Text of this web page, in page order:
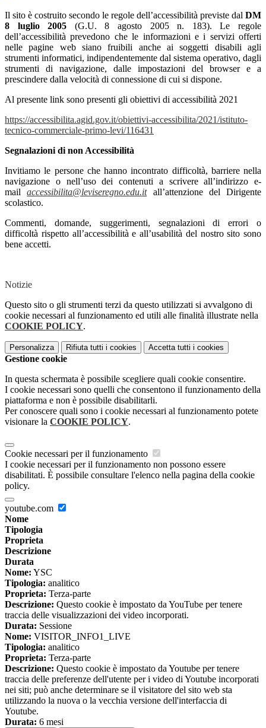
Il sito è costruito secondo le regole dell’accessibilità previste dal DM
8 luglio 2005 (G.U. 8 agosto 2005 n. 183). Le regole
dell’accessibilità prevedono che le informazioni e i servizi offerti
nelle pagine web siano fruibili anche ai soggetti disabili agli
strumenti informatici, indipendentemente dal sistema operativo, dagli
strumenti di navigazione, dalle impostazioni del browser e a
prescindere dalla velocità di connessione di cui si dispone.
Al presente link sono presenti gli obiettivi di accessibilità 2021
https://accessibilita.agid.gov.it/obiettivi-accessibilita/2021/istituto-
tecnico-commerciale-primo-levi/116431
Segnalazioni di non Accessibilità
Invitiamo le persone che hanno incontrato difficoltà, barriere nella
navigazione o nell’uso dei contenuti a scrivere all’indirizzo e-
mailaccessibilita@leviseregno.edu.itall’attenzione del Dirigente
scolastico.
Commenti, domande, suggerimenti, segnalazioni di errori o
difficoltà rispetto all’accessibilità e all’usabilità del nostro sito sono
bene accetti.
Notizie
Questo sito o gli strumenti terzi da questo utilizzati si avvalgono di
cookie necessari al funzionamento ed utili alle finalità illustrate nella
COOKIE POLICY.
Personalizza Rifiuta tutti i cookies Accetta tutti i cookies
Gestione cookie
In questa schermata è possibile scegliere quali cookie consentire.
I cookie necessari sono quelli che consentono il funzionamento della
piattaforma e non è possibile disabilitarli.
Per conoscere quali sono i cookie necessari al funzionamento potete
visionare la COOKIE POLICY.
Cookie necessari per il funzionamento
I cookie necessari per il funzionamento non possono essere
disabilitati. È possibile consultare l'elenco nella pagina della cookie
policy.
youtube.com
Nome
Tipologia
Proprieta
Descrizione
Durata
Nome: YSC
Tipologia: analitico
Proprieta: Terza-parte
Descrizione: Questo cookie è impostato da YouTube per tenere
traccia delle visualizzazioni dei video incorporati.
Durata: Sessione
Nome: VISITOR_INFO1_LIVE
Tipologia: analitico
Proprieta: Terza-parte
Descrizione: Questo cookie è impostato da Youtube per tenere
traccia delle preferenze dell'utente per i video di Youtube incorporati
nei siti; può anche determinare se il visitatore del sito web sta
utilizzando la nuova o la vecchia versione dell'interfaccia di
Youtube.
Durata: 6 mesi